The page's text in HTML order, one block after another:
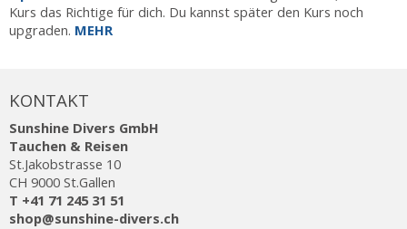
Kurs das Richtige für dich. Du kannst später den Kurs noch
upgraden. MEHR
KONTAKT
Sunshine Divers GmbH
Tauchen & Reisen
St.Jakobstrasse 10
CH 9000 St.Gallen
T +41 71 245 31 51
shop@sunshine-divers.ch